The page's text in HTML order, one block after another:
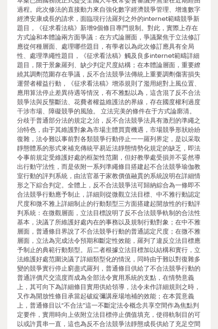
過程。此次修法的直接動力來自強化數字經濟競爭管理、增進數字
經濟安康成長的請求，面臨現行法羅列之外的internet範疇競爭新
題目，《征求看法稿》新增9個條目專門規制。對此，實際上存在
方式論和本體論兩方面爭議：在方式論層面，爭議聚焦于立法修訂
應從何種層面、處理哪些題目，有學者以為此次修訂應具有全局
性、處理準繩性題目，《征求看法稿》觸及良多internet範疇詳細
題目，限于景象羅列、缺少判定尺度結構；在本體論層面，重要繚
繞其調劑范圍存在爭議，反不合法競爭法傳統上重要調劑傷害損失
運營者權益行動，《征求看法稿》增添規則了濫用絕對上風位置、
應用算法停止差異待遇等情況，有不雅點以為，這含混了反不合法
競爭法與反壟斷法、花費者權益維護法的界線，存在國度權利過度
干涉市場、障礙競爭的風險。 立法完美的條件在于方式論廓清。
分歧于普通部分法的規定之治，反不合法競爭法具有激烈的準繩之
治特色，由于其維護對象為市場主體買賣機遇，市場競爭形狀紛紛
復雜，法令難以事前對各類競爭行動停止一一羅列界定，是以采取
靜態體系的形式來補充傳統平易近法靜態情勢化規定的缺乏，即法
令事前規定受維護好處的框架性范圍，但好教學處受損并不妥然導
出行動守法性，而是依附一系列準繩條目搭建起不合法競爭瑜伽教
室行動的評判系統，由法官基于家教價值融貫的系統說明在詳細情
形之下綜合判定。全體上，反不合法競爭法可歸納綜合為一條即不
合法競爭行動應予制止，詳細則從微觀立法目標、中不雅行動認定
尺度和微不雅上詳細制止的行動類型三方面搭建起開放性的行動評
判系統：在微觀層面，立法目標說明了反不合法競爭軌制的合法性
基本，決議了所維護好處內在的事務以及規制行動對象；在中不雅
層面，普通條目界說了不合法競爭行動的普通認定尺度；在微不雅
層面，立法為完成法令預期和斷定性效能，羅列了違反立法目標應
予制止的典範行動類型。后二者根據立法目標加以結構和實行，立
法維護好處范圍決議了詳細類型化的情況，同時由于難以對復雜多
變的競爭實行停止窮盡式羅列，普通條目供給了不合法競爭行動的
普通評價尺交流度而成為全部法令實用系統的支點，在情勢意義
上，其可向下為詳細條目實用供給領導，法令未作詳細規則之時，
又作為開放性條目承當起破綻彌講座場地補的效能；在本質意義
上，普通條目以“不合法”這一不斷定法令概念共享空間作為焦點判
定要件，實用時向上依附立法目標停止價值填充，使得軌制目的可
以或許貫串一直，這也為反不合法競爭法靜態成長供給了充足空間